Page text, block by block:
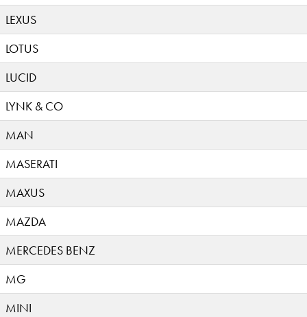
LEXUS
LOTUS
LUCID
LYNK & CO
MAN
MASERATI
MAXUS
MAZDA
MERCEDES BENZ
MG
MINI